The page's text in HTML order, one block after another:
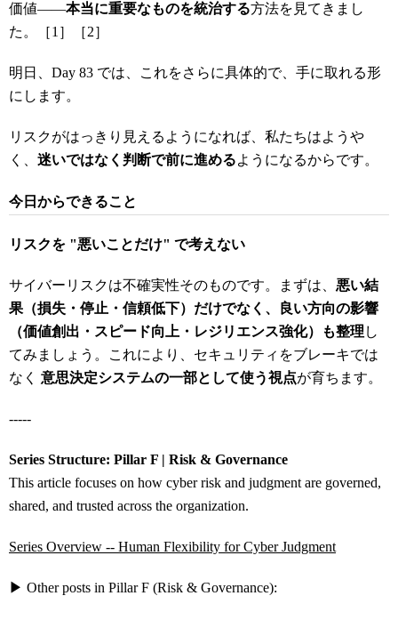
価値――本当に重要なものを統治する方法を見てきまし
た。［1］［2］
明日、Day 83 では、これをさらに具体的で、手に取れる形
にします。
リスクがはっきり見えるようになれば、私たちはようや
く、 迷いではなく判断で前に進めるようになるからです。
今日からできること
リスクを "悪いことだけ" で考えない
サイバーリスクは不確実性そのものです。まずは、 悪い結
果（損失・停止・信頼低下）だけでなく、良い方向の影響
（価値創出・スピード向上・レジリエンス強化）も整理 し
てみましょう。これにより、セキュリティをブレーキでは
なく 意思決定システムの一部として使う視点が育ちます。
-----
Series Structure: Pillar F | Risk & Governance
This article focuses on how cyber risk and judgment are governed,
shared, and trusted across the organization.
Series Overview -- Human Flexibility for Cyber Judgment
▶ Other posts in Pillar F (Risk & Governance):